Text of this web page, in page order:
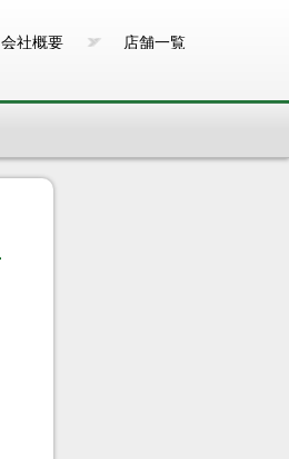
店舗一覧
会社概要